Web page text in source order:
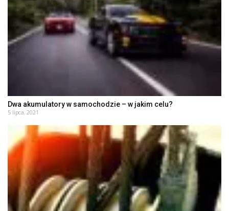
Dwa akumulatory w samochodzie – w jakim celu?
5 lipca, 2021